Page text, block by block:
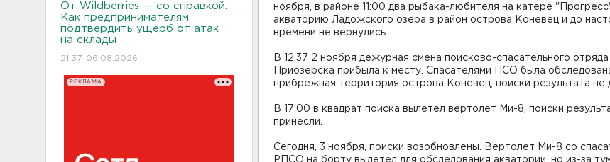
От Wildberries — со справкой.
Как предпринимателям
подтвердить ущерб от атак
на склады
21:37, 06.08.2026
РЕКЛАМА
ноября, в районе 11:00 два рыбака-любителя на катере
акваторию Ладожского озера в район острова Коневец и до
времени не вернулись.
В 12:37 2 ноября дежурная смена поисково-спасательного отряда
Приозерска прибыла к месту. Спасателями ПСО была
прибрежная территория острова Коневец, поиски результата не
В 17:00 в квадрат поиска вылетел вертолет Ми-8, поиски
принесли.
Сегодня, 3 ноября, поиски возобновлены. Вертолет Ми-8 со
РПСО на борту вылетел для обследования акватории, но из-за